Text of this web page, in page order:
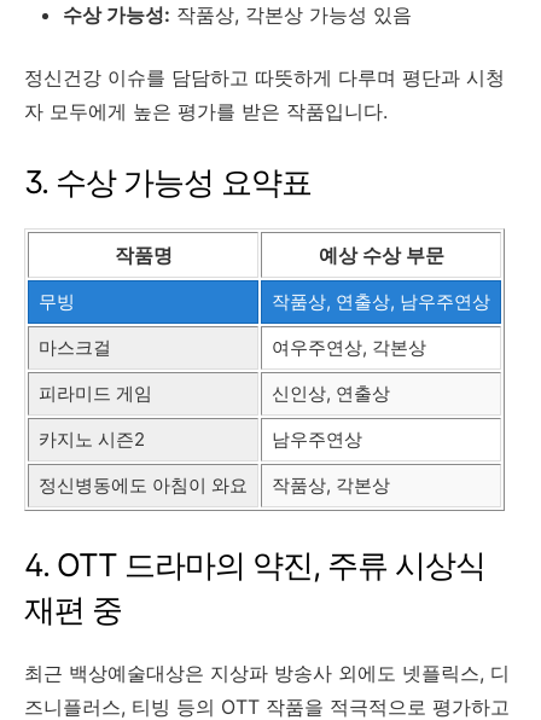
수상 가능성: 작품상, 각본상 가능성 있음
정신건강 이슈를 담담하고 따뜻하게 다루며 평단과 시청
자 모두에게 높은 평가를 받은 작품입니다.
3. 수상 가능성 요약표
작품명 예상 수상 부문
무빙
작품상, 연출상, 남우주연상
마스크걸
여우주연상, 각본상
피라미드 게임
신인상, 연출상
카지노 시즌2
남우주연상
정신병동에도 아침이 와요
작품상, 각본상
4. OTT 드라마의 약진, 주류 시상식
재편 중
최근 백상예술대상은 지상파 방송사 외에도 넷플릭스, 디
즈니플러스, 티빙 등의 OTT 작품을 적극적으로 평가하고